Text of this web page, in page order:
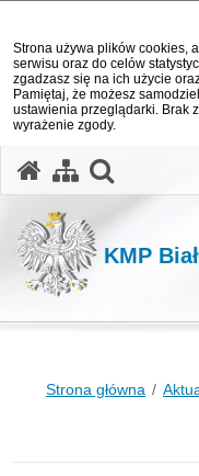
Strona używa plików cookies,
serwisu oraz do celów
zgadzasz się na ich użycie
Pamiętaj, że możesz
ustawienia przeglądarki. Brak
wyrażenie zgody.
KMP
Strona główna